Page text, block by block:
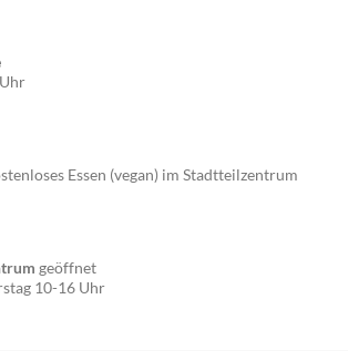
Essen (vegan) im Stadtteilzentrum
geöffnet
10-16 Uhr